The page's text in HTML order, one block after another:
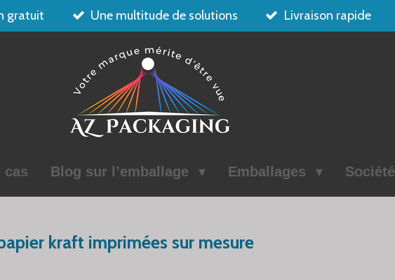
gratuit Une multitude de solutions Livraison rapide
cas Blog sur l’emballage Emballages Société
kraft imprimées sur mesure